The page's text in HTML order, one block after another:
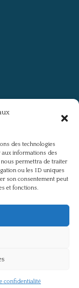
des technologies
aux informations des
nous permettra de traiter
ou les ID uniques
son consentement peut
et fonctions.
confidentialité
(750)